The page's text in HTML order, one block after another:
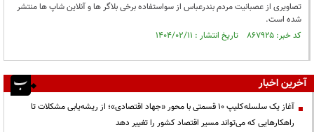
تصاویری از عصبانیت مردم بندرعباس از سواستفاده برخی بلاگر ها و آنلاین شاپ ها منتشر
شده است.
کد خبر: ۸۶۷۹۲۵ تاریخ انتشار : ۱۴۰۴/۰۲/۱۱
آخرین اخبار
آغاز یک سلسله‌کلیپ ۱۰ قسمتی با محور «جهاد اقتصادی»؛ از ریشه‌یابی مشکلات تا
راهکارهایی که می‌تواند مسیر اقتصاد کشور را تغییر دهد